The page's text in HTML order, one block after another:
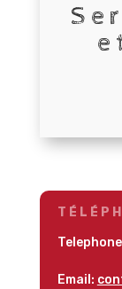
Email: